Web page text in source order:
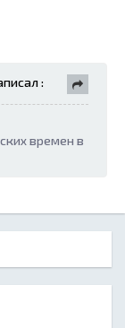
:
времен в